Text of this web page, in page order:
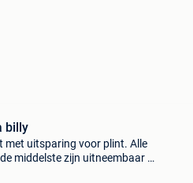
billy
met uitsparing voor plint. Alle
middelste zijn uitneembaar en